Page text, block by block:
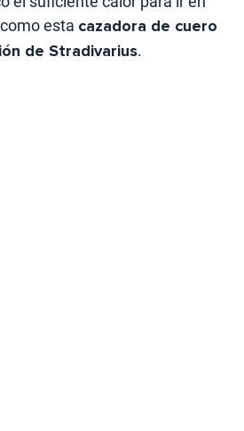
esta cazadora de cuero
de Stradivarius.